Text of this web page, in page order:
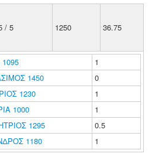
/ 5 1250 36.75
1
1450
0
1230
1
1000
1
1295
0.5
1180
1